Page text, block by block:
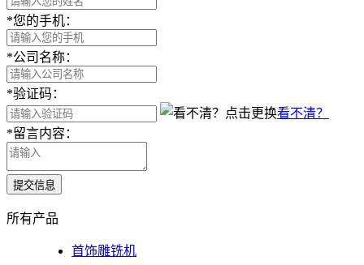
*您的手机：
*公司名称：
*验证码：
看不清？
*留言内容：
提交信息
所有产品
首饰雕铣机